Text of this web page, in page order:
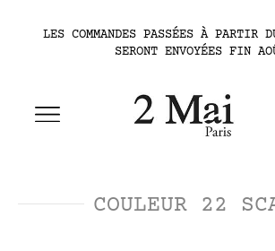
LES COMMANDES PASSÉES À PARTIR
SERONT ENVOYÉES FIN
COULEUR 22